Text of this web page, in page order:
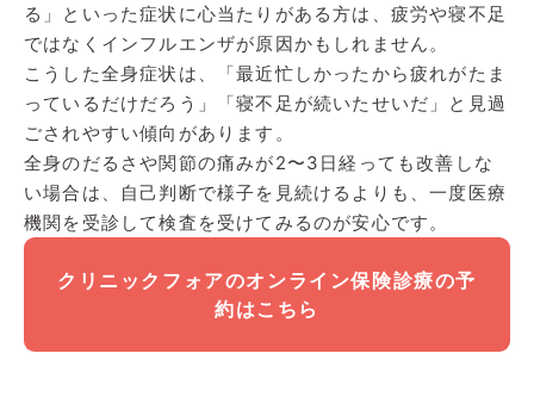
る」といった症状に心当たりがある方は、疲労や寝不足
ではなくインフルエンザが原因かもしれません。
こうした全身症状は、「最近忙しかったから疲れがたま
っているだけだろう」「寝不足が続いたせいだ」と見過
ごされやすい傾向があります。
全身のだるさや関節の痛みが2〜3日経っても改善しな
い場合は、自己判断で様子を見続けるよりも、一度医療
機関を受診して検査を受けてみるのが安心です。
クリニックフォアのオンライン保険診療の予
約はこちら